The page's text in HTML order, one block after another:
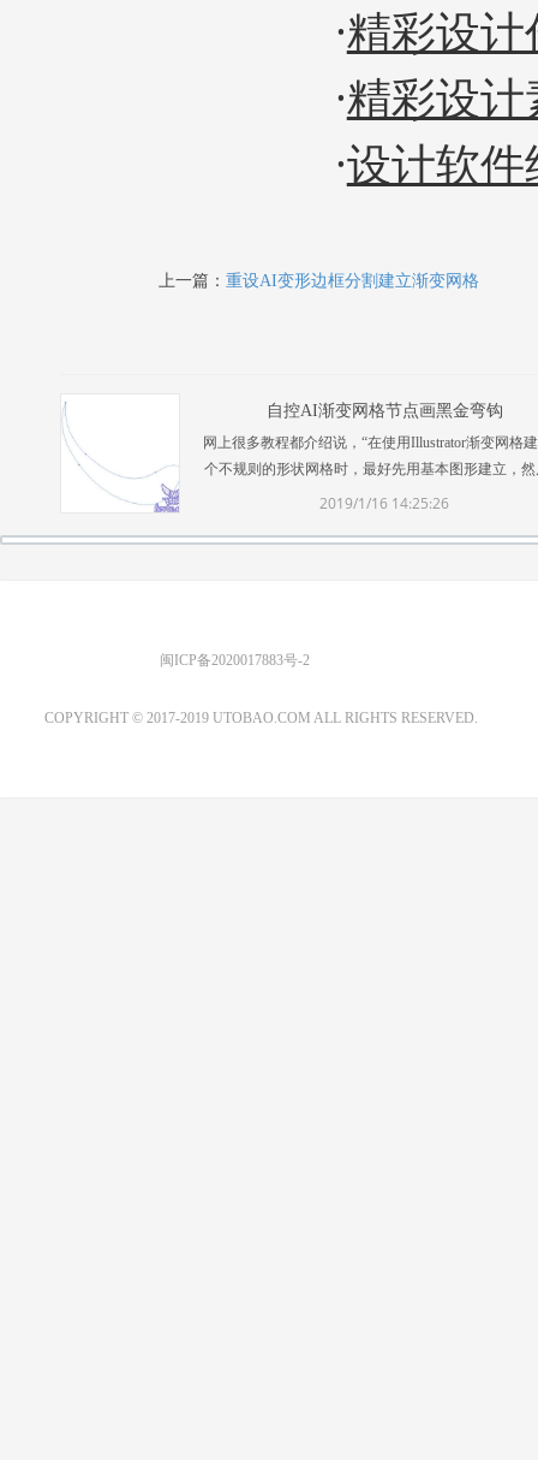
·精彩设
·精彩设计
·设计软
上一篇：重设AI变形边框分割建立渐变网格
自控AI渐变网格节点画黑金弯钩
网上很多教程都介绍说，“在使用Illustrator渐变网格
个不规则的形状网格时，最好先用基本图形建立，
用白箭头拉成想要的形状……”但个人感觉这似乎是
2019/1/16 14:25:26
闽ICP备2020017883号-2
COPYRIGHT © 2017-2019 UTOBAO.COM ALL RIGHTS RESERVED.